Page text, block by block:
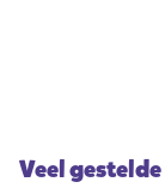
Veel